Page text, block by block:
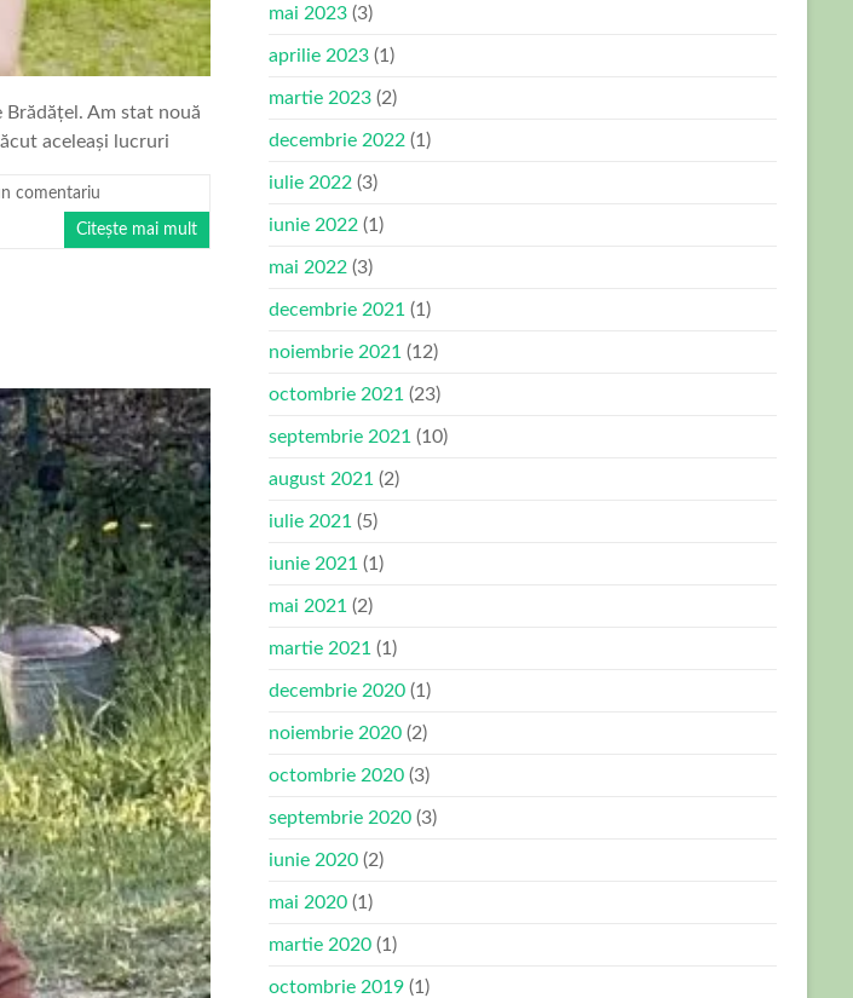
Brădățel. Am stat nouă
aceleași lucruri
comentariu
Citește mai mult
mai 2023 (3)
aprilie 2023 (1)
martie 2023 (2)
decembrie 2022 (1)
iulie 2022 (3)
iunie 2022 (1)
mai 2022 (3)
decembrie 2021 (1)
noiembrie 2021 (12)
octombrie 2021 (23)
septembrie 2021 (10)
august 2021 (2)
iulie 2021 (5)
iunie 2021 (1)
mai 2021 (2)
martie 2021 (1)
decembrie 2020 (1)
noiembrie 2020 (2)
octombrie 2020 (3)
septembrie 2020 (3)
iunie 2020 (2)
mai 2020 (1)
martie 2020 (1)
octombrie 2019 (1)